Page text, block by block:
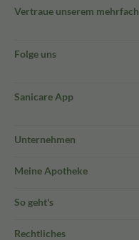
Vertraue unserem
Folge uns
Sanicare App
Unternehmen
Meine Apotheke
So geht's
Rechtliches